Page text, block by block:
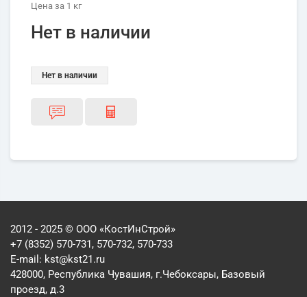
Цена за 1 кг
Нет в наличии
Нет в наличии
2012 - 2025 © ООО «КостИнСтрой»
+7 (8352) 570-731, 570-732, 570-733
E-mail: kst@kst21.ru
428000, Республика Чувашия, г.Чебоксары, Базовый
проезд, д.3